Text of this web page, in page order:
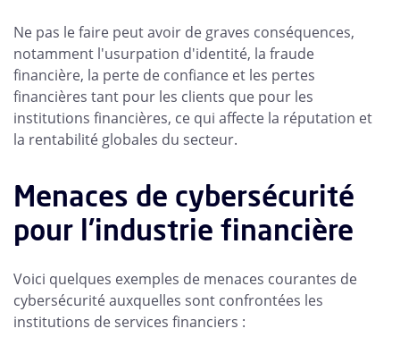
Ne pas le faire peut avoir de graves conséquences,
notamment l'usurpation d'identité, la fraude
financière, la perte de confiance et les pertes
financières tant pour les clients que pour les
institutions financières, ce qui affecte la réputation et
la rentabilité globales du secteur.
Menaces de cybersécurité
pour l'industrie financière
Voici quelques exemples de menaces courantes de
cybersécurité auxquelles sont confrontées les
institutions de services financiers :